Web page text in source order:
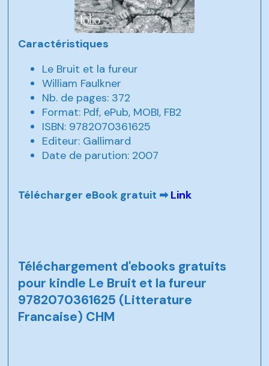
Caractéristiques
Le Bruit et la fureur
William Faulkner
Nb. de pages: 372
Format: Pdf, ePub, MOBI, FB2
ISBN: 9782070361625
Editeur: Gallimard
Date de parution: 2007
Télécharger eBook gratuit ➡Link
Téléchargement d'ebooks gratuits
pour kindle Le Bruit et la fureur
9782070361625 (Litterature
Francaise) CHM